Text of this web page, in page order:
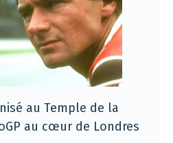
au Temple de la
au cœur de Londres